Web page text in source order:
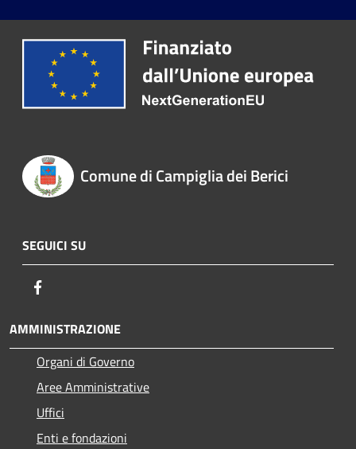
Comune di Campiglia dei Berici
SEGUICI SU
AMMINISTRAZIONE
Organi di Governo
Aree Amministrative
Uffici
Enti e fondazioni